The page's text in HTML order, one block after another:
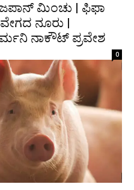
ಜಪಾನ್ ಮಿಂಚು | ಫಿಫಾ
ನೂರು |
ನಾಕೌಟ್ ಪ್ರವೇಶ
0